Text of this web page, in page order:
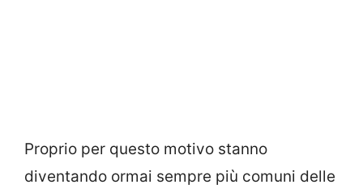
Proprio per questo motivo stanno
diventando ormai sempre più comuni delle